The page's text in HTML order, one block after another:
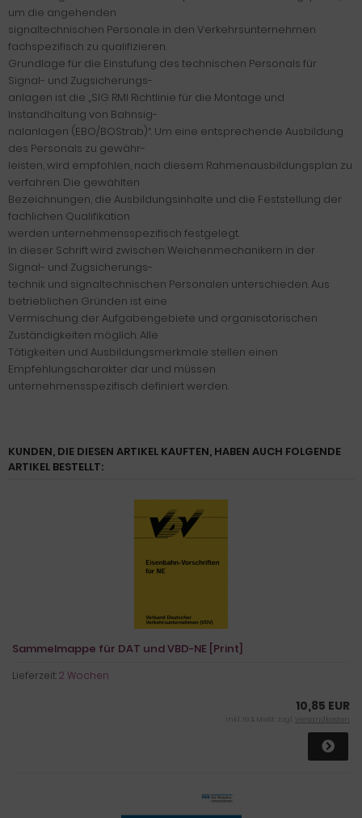
um die angehenden
signaltechnischen Personale in den Verkehrsunternehmen
fachspezifisch zu qualifizieren.
Grundlage für die Einstufung des technischen Personals für
Signal- und Zugsicherungs-
anlagen ist die „SIG RMI Richtlinie für die Montage und
Instandhaltung von Bahnsig-
nalanlagen (EBO/BOStrab)“. Um eine entsprechende Ausbildung
des Personals zu gewähr-
leisten, wird empfohlen, nach diesem Rahmenausbildungsplan zu
verfahren. Die gewählten
Bezeichnungen, die Ausbildungsinhalte und die Feststellung der
fachlichen Qualifikation
werden unternehmensspezifisch festgelegt.
In dieser Schrift wird zwischen Weichenmechanikern in der
Signal- und Zugsicherungs-
technik und signaltechnischen Personalen unterschieden. Aus
betrieblichen Gründen ist eine
Vermischung der Aufgabengebiete und organisatorischen
Zuständigkeiten möglich. Alle
Tätigkeiten und Ausbildungsmerkmale stellen einen
Empfehlungscharakter dar und müssen
unternehmensspezifisch definiert werden.
KUNDEN, DIE DIESEN ARTIKEL KAUFTEN, HABEN AUCH FOLGENDE
ARTIKEL BESTELLT:
Sammelmappe für DAT und VBD-NE [Print]
Lieferzeit:2 Wochen
10,85 EUR
inkl. 19 % MwSt. zzgl. Versandkosten